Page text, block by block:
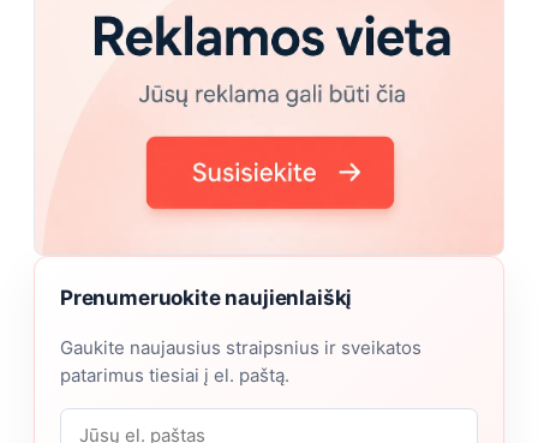
Prenumeruokite naujienlaiškį
Gaukite naujausius straipsnius ir sveikatos
patarimus tiesiai į el. paštą.